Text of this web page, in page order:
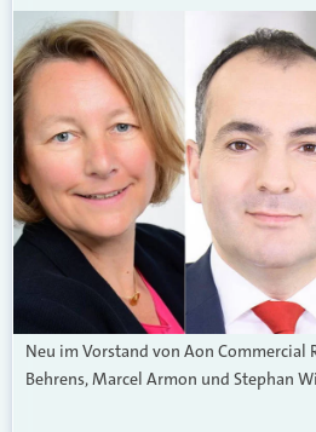
Neu im Vorstand von Aon Commercial
Behrens, Marcel Armon und Stephan